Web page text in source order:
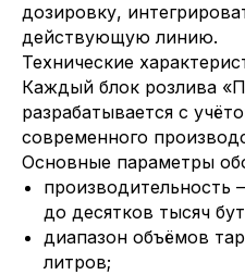
дозировку,
действующую линию.
Технические
Каждый блок розлива
разрабатывается с
современного
Основные параметры
производительность
до десятков тысяч
диапазон объёмов
литров;